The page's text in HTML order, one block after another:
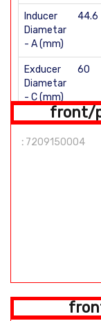
Inducer
Diametar
- A (mm)
44.6
Exducer
Diametar
- C (mm)
60
Total
Height -
front/
: 7209150004